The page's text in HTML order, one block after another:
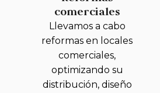
comerciales
Llevamos a cabo
reformas en locales
comerciales,
optimizando su
distribución, diseño